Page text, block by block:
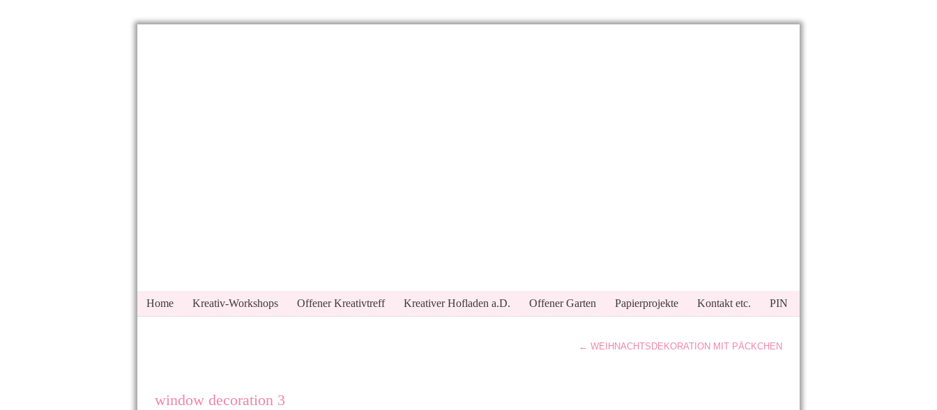
Home Kreativ-Workshops Offener Kreativtreff Kreativer Hofladen a.D. Offener Garten Papierprojekte Kontakt etc. PIN
← WEIHNACHTSDEKORATION MIT PÄCKCHEN
window decoration 3